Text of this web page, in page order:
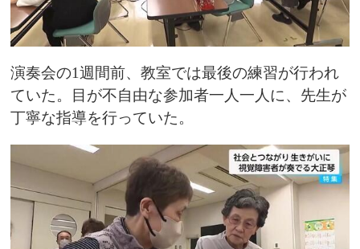
演奏会の1週間前、教室では最後の練習が行われ
ていた。目が不自由な参加者一人一人に、先生が
丁寧な指導を行っていた。